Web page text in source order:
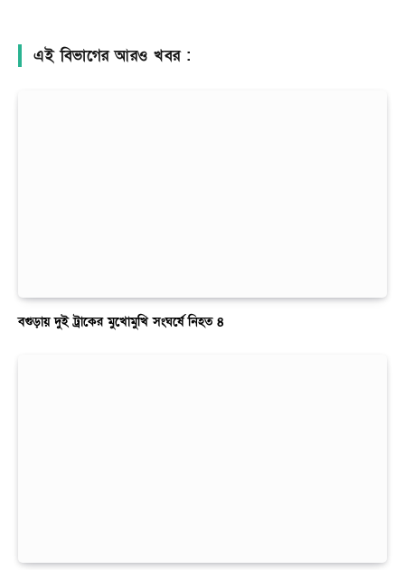
এই বিভাগের আরও খবর :
বগুড়ায় দুই ট্রাকের মুখোমুখি সংঘর্ষে নিহত ৪